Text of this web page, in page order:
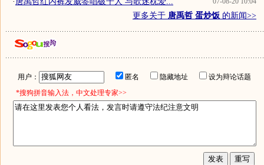
更多关于 唐禹哲 蛋炒饭 的新闻>>
用户： 匿名 隐藏地址
设为辩论话题
*搜狗拼音输入法，中文处理专家>>